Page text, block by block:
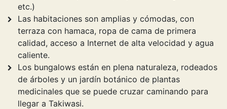
etc.)
Las habitaciones son amplias y cómodas, con
terraza con hamaca, ropa de cama de primera
calidad, acceso a Internet de alta velocidad y agua
caliente.
Los bungalows están en plena naturaleza, rodeados
de árboles y un jardín botánico de plantas
medicinales que se puede cruzar caminando para
llegar a Takiwasi.